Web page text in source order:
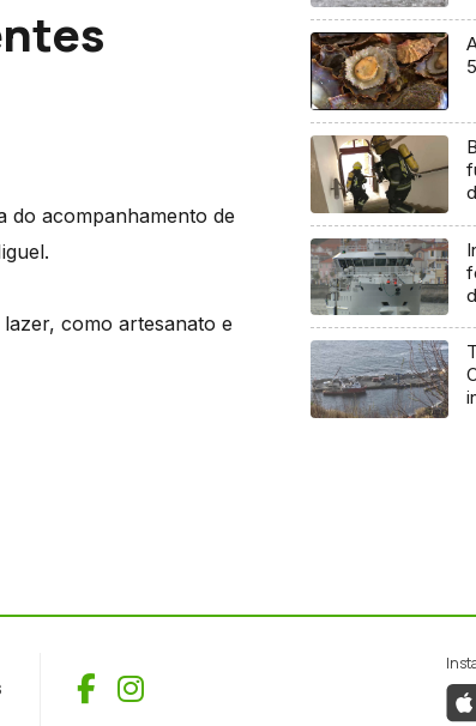
do acompanhamento de
como artesanato e
Facebook
Instagram